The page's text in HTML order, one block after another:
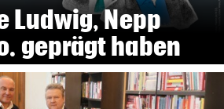
Ludwig, Nepp
geprägt haben